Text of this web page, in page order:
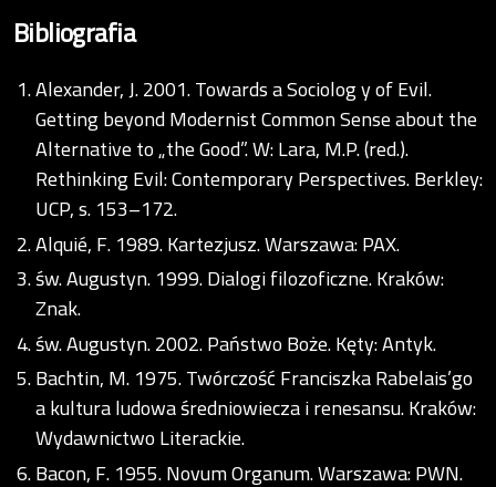
Bibliografia
Alexander, J. 2001. Towards a Sociolog y of Evil.
Getting beyond Modernist Common Sense about the
Alternative to „the Good”. W: Lara, M.P. (red.).
Rethinking Evil: Contemporary Perspectives. Berkley:
UCP, s. 153–172.
Alquié, F. 1989. Kartezjusz. Warszawa: PAX.
św. Augustyn. 1999. Dialogi filozoficzne. Kraków:
Znak.
św. Augustyn. 2002. Państwo Boże. Kęty: Antyk.
Bachtin, M. 1975. Twórczość Franciszka Rabelais’go
a kultura ludowa średniowiecza i renesansu. Kraków:
Wydawnictwo Literackie.
Bacon, F. 1955. Novum Organum. Warszawa: PWN.